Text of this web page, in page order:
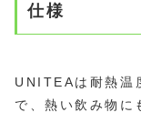
仕様
UNITEAは耐熱温
で、熱い飲み物に